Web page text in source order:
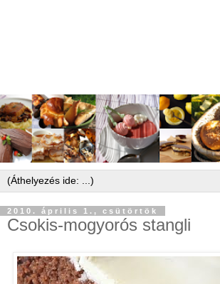
2010. április 1., csütörtök
Csokis-mogyorós stangli